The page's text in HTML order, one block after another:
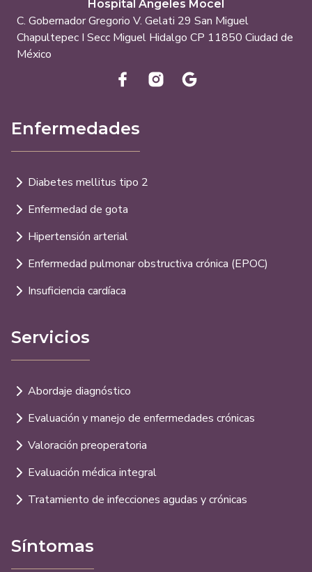
Hospital Angeles Mocel
C. Gobernador Gregorio V. Gelati 29 San Miguel
Chapultepec I Secc Miguel Hidalgo CP 11850 Ciudad de
México
Enfermedades
Diabetes mellitus tipo 2
Enfermedad de gota
Hipertensión arterial
Enfermedad pulmonar obstructiva crónica (EPOC)
Insuficiencia cardíaca
Servicios
Abordaje diagnóstico
Evaluación y manejo de enfermedades crónicas
Valoración preoperatoria
Evaluación médica integral
Tratamiento de infecciones agudas y crónicas
Síntomas